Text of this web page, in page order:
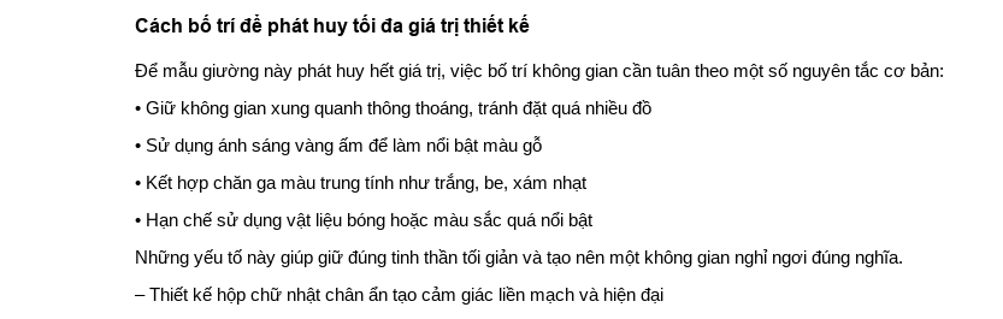
Cách bố trí để phát huy tối đa giá trị thiết kế
Để mẫu giường này phát huy hết giá trị, việc bố trí không gian cần tuân theo một số nguyên tắc cơ bản:
• Giữ không gian xung quanh thông thoáng, tránh đặt quá nhiều đồ
• Sử dụng ánh sáng vàng ấm để làm nổi bật màu gỗ
• Kết hợp chăn ga màu trung tính như trắng, be, xám nhạt
• Hạn chế sử dụng vật liệu bóng hoặc màu sắc quá nổi bật
Những yếu tố này giúp giữ đúng tinh thần tối giản và tạo nên một không gian nghỉ ngơi đúng nghĩa.
– Thiết kế hộp chữ nhật chân ẩn tạo cảm giác liền mạch và hiện đại